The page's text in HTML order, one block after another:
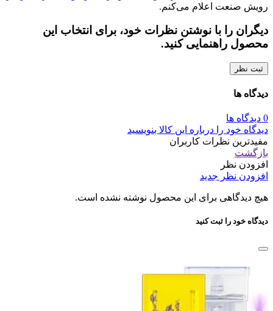
رویش صنعت اعلام می‌کنم.
دیگران را با نوشتن نظرات خود، برای انتخاب این
محصول راهنمایی کنید.
ثبت نظر
دیدگاه ها
0 دیدگاه ها
دیدگاه خود را درباره این کالا بنویسید
مفیدترین نظرات کاربران
بازگشت
افزودن نظر
افزودن نظر جدید
هیچ دیدگاهی برای این محصول نوشته نشده است.
دیدگاه خود را ثبت کنید